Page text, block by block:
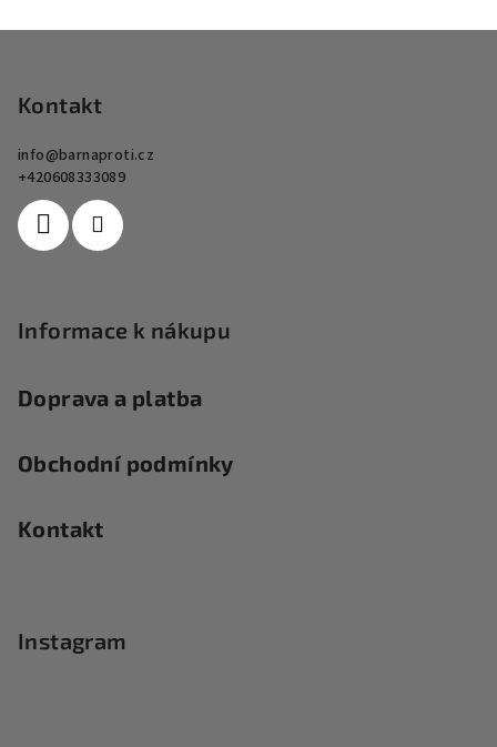
Kontakt
info@barnaproti.cz
+420608333089
Informace k nákupu
Doprava a platba
Obchodní podmínky
Kontakt
Instagram